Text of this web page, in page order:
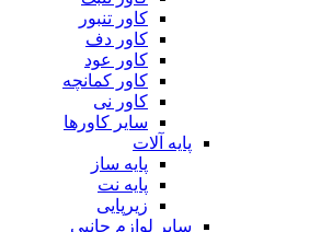
کاور تنبور
کاور دف
کاور عود
کاور کمانچه
کاور نی
سایر کاورها
پایه آلات
پایه ساز
پایه نت
زیرپایی
سایر لوازم جانبی